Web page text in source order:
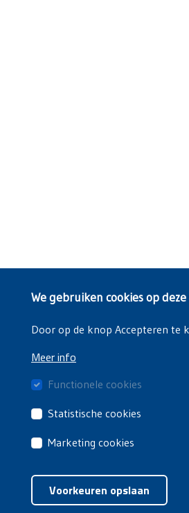
We gebruiken cookies op
Door op de knop Accepteren te
Meer info
Functionele cookies
Statistische cookies
Marketing cookies
Voorkeuren opslaan